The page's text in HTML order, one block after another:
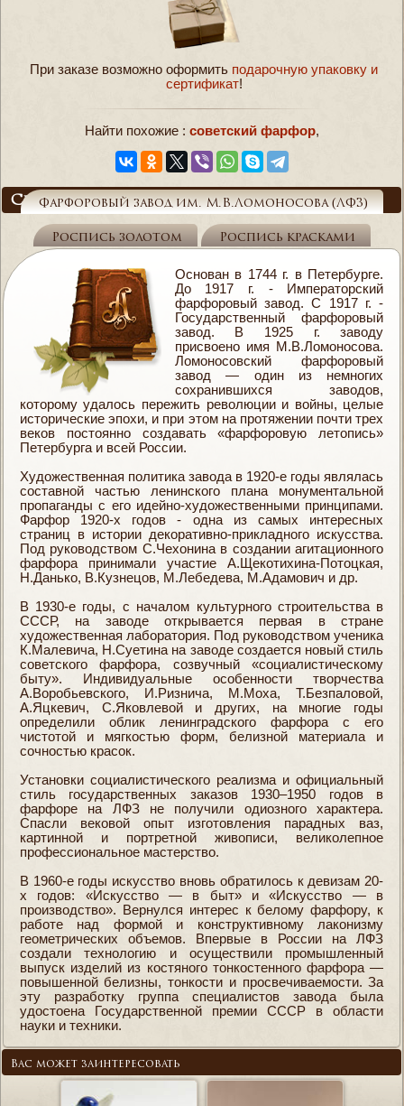
При заказе возможно оформить подарочную упаковку и
сертификат!
Найти похожие : советский фарфор,
Справочник
Фарфоровый завод им. М.В.Ломоносова (ЛФЗ)
Роспись золотом Роспись красками
Основан в 1744 г. в Петербурге.
До 1917 г. - Императорский
фарфоровый завод. С 1917 г. -
Государственный фарфоровый
завод. В 1925 г. заводу
присвоено имя М.В.Ломоносова.
Ломоносовский фарфоровый
завод — один из немногих
сохранившихся заводов,
которому удалось пережить революции и войны, целые
исторические эпохи, и при этом на протяжении почти трех
веков постоянно создавать «фарфоровую летопись»
Петербурга и всей России.
Художественная политика завода в 1920-е годы являлась
составной частью ленинского плана монументальной
пропаганды с его идейно-художественными принципами.
Фарфор 1920-х годов - одна из самых интересных
страниц в истории декоративно-прикладного искусства.
Под руководством С.Чехонина в создании агитационного
фарфора принимали участие А.Щекотихина-Потоцкая,
Н.Данько, В.Кузнецов, М.Лебедева, М.Адамович и др.
В 1930-е годы, с началом культурного строительства в
СССР, на заводе открывается первая в стране
художественная лаборатория. Под руководством ученика
К.Малевича, Н.Суетина на заводе создается новый стиль
советского фарфора, созвучный «социалистическому
быту». Индивидуальные особенности творчества
А.Воробьевского, И.Ризнича, М.Моха, Т.Безпаловой,
А.Яцкевич, С.Яковлевой и других, на многие годы
определили облик ленинградского фарфора с его
чистотой и мягкостью форм, белизной материала и
сочностью красок.
Установки социалистического реализма и официальный
стиль государственных заказов 1930–1950 годов в
фарфоре на ЛФЗ не получили одиозного характера.
Спасли вековой опыт изготовления парадных ваз,
картинной и портретной живописи, великолепное
профессиональное мастерство.
В 1960-е годы искусство вновь обратилось к девизам 20-
x годов: «Искусство — в быт» и «Искусство — в
производство». Вернулся интерес к белому фарфору, к
работе над формой и конструктивному лаконизму
геометрических объемов. Впервые в России на ЛФЗ
создали технологию и осуществили промышленный
выпуск изделий из костяного тонкостенного фарфора —
повышенной белизны, тонкости и просвечиваемости. За
эту разработку группа специалистов завода была
удостоена Государственной премии СССР в области
науки и техники.
Вас может заинтересовать